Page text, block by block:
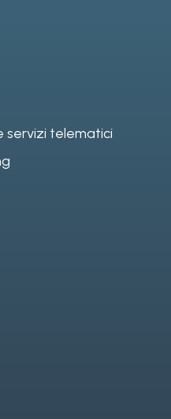
servizi telematici